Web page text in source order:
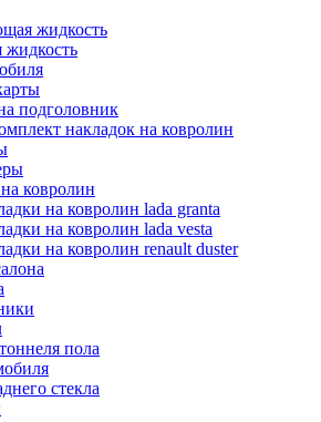
жидкость
жидкость
подголовник
накладок на ковролин
ковролин
на ковролин lada granta
на ковролин lada vesta
на ковролин renault duster
пола
стекла